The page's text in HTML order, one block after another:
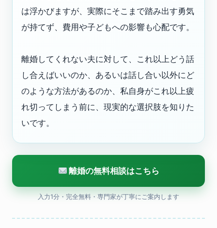
は浮かびますが、実際にそこまで踏み出す勇気
が持てず、費用や子どもへの影響も心配です。
離婚してくれない夫に対して、これ以上どう話
し合えばいいのか、あるいは話し合い以外にど
のような方法があるのか、私自身がこれ以上疲
れ切ってしまう前に、現実的な選択肢を知りた
いです。
離婚の無料相談はこちら
入力1分・完全無料・専門家が丁寧にご案内します